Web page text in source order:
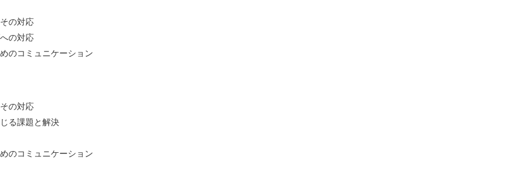
の対応
の対応
のコミュニケーション
の対応
る課題と解決
のコミュニケーション